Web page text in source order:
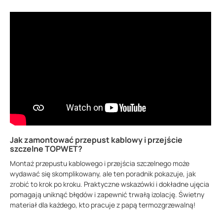
Jak zamontować przepust kablowy i przejście
szczelne TOPWET?
Montaż przepustu kablowego i przejścia szczelnego może
wydawać się skomplikowany, ale ten poradnik pokazuje, jak
zrobić to krok po kroku. Praktyczne wskazówki i dokładne ujęcia
pomagają uniknąć błędów i zapewnić trwałą izolację. Świetny
materiał dla każdego, kto pracuje z papą termozgrzewalną!